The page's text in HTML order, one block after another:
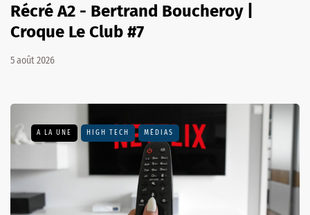
Récré A2 - Bertrand Boucheroy |
Croque Le Club #7
5 août 2026
A LA UNE HIGH TECH MÉDIAS